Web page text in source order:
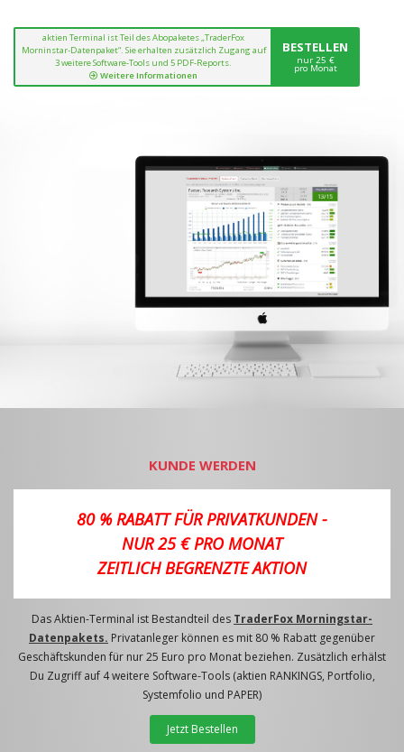
aktien Terminal ist Teil des Abopaketes „TraderFox
Morninstar-Datenpaket“. Sie erhalten zusätzlich Zugang auf
3 weitere Software-Tools und 5 PDF-Reports.
Weitere Informationen
BESTELLEN
nur 25 €
pro Monat
KUNDE WERDEN
80 % RABATT FÜR PRIVATKUNDEN -
NUR 25 € PRO MONAT
ZEITLICH BEGRENZTE AKTION
Das Aktien-Terminal ist Bestandteil des TraderFox Morningstar-
Datenpakets. Privatanleger können es mit 80 % Rabatt gegenüber
Geschäftskunden für nur 25 Euro pro Monat beziehen. Zusätzlich erhälst
Du Zugriff auf 4 weitere Software-Tools (aktien RANKINGS, Portfolio,
Systemfolio und PAPER)
Jetzt Bestellen